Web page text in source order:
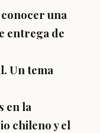
una
entrega de
Un tema
en la
chileno y el